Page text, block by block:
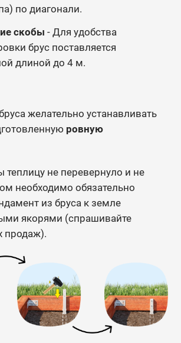
по диагонали.
скобы - Для удобства
брус поставляется
длиной до 4 м.
желательно устанавливать
ровную
теплицу не перевернуло и не
необходимо обязательно
из бруса к земле
якорями (спрашивайте
продаж).